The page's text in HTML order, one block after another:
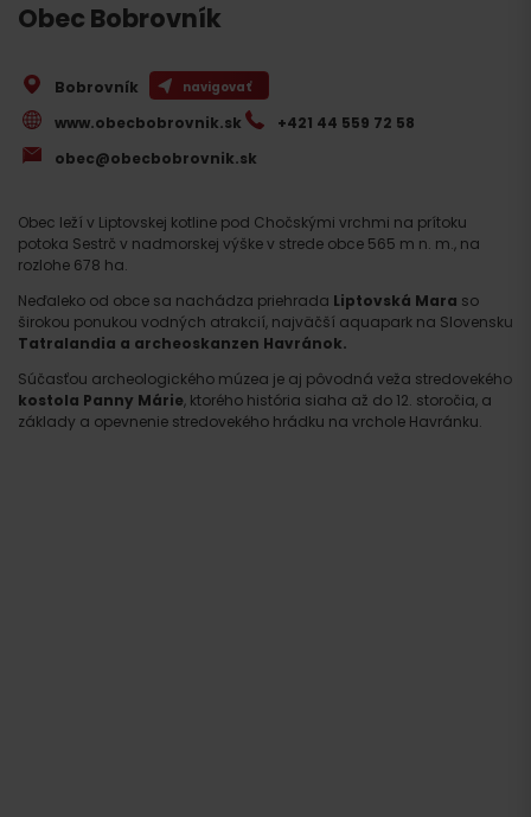
Obec Bobrovník
Obec leží v Liptovskej kotline pod Chočskými vrchmi na prítoku
potoka Sestrč v nadmorskej výške v strede obce 565 m n. m., na
rozlohe 678 ha.
Neďaleko od obce sa nachádza priehrada Liptovská Mara so
širokou ponukou vodných atrakcií, najväčší aquapark na Slovensku
Tatralandia a archeoskanzen Havránok.
Súčasťou archeologického múzea je aj pôvodná veža stredovekého
kostola Panny Márie, ktorého história siaha až do 12. storočia, a
základy a opevnenie stredovekého hrádku na vrchole Havránku.
Bobrovník navigovať
www.obecbobrovnik.sk
+421 44 559 72 58
obec@obecbobrovnik.sk